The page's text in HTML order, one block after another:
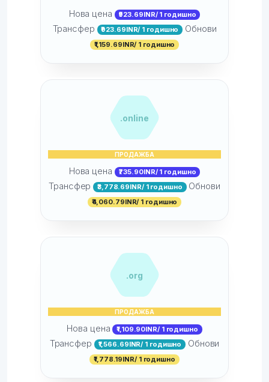
Нова цена ₹923.69INR/ 1 годишно
Трансфер ₹923.69INR/ 1 годишно Обнови
₹1,159.69INR/ 1 годишно
.online
ПРОДАЖБА
Нова цена ₹735.90INR/ 1 годишно
Трансфер ₹3,778.69INR/ 1 годишно Обнови
₹4,060.79INR/ 1 годишно
.org
ПРОДАЖБА
Нова цена ₹1,109.90INR/ 1 годишно
Трансфер ₹1,566.69INR/ 1 годишно Обнови
₹1,778.19INR/ 1 годишно